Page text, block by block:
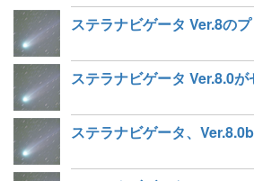
ステラナビゲータ、